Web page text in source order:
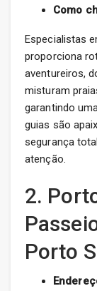
Como
Especialistas
proporciona
aventureiros,
misturam
garantindo
guias são
segurança
atenção.
2.
Porto